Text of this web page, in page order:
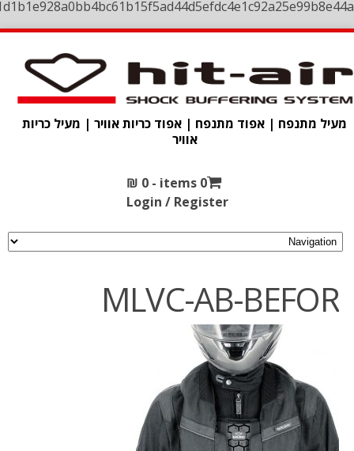
מעיל מתנפח | אפוד מתנפח | אפוד כריות אוויר | מעיל כריות
אוויר
0 items -
₪ 0
Login / Register
MLVC-AB-BEFOR